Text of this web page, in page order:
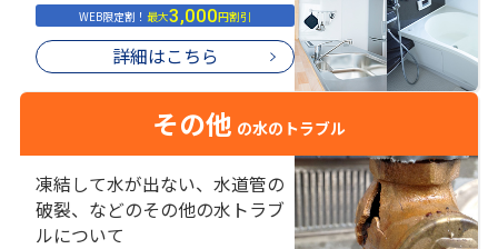
WEB限定割！最大3,000円割引
詳細はこちら
その他 の水のトラブル
凍結して水が出ない、水道管の
破裂、などのその他の水トラブ
ルについて